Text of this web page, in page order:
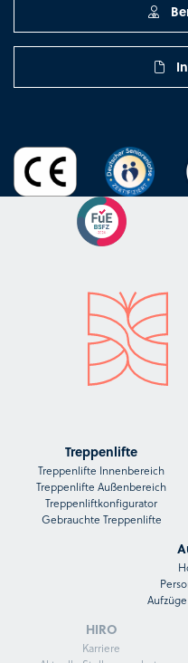
Treppenlifte
Treppenlifte Innenbereich
Treppenlifte Außenbereich
Treppenliftkonfigurator
Gebrauchte Treppenlifte
HIRO
Karriere